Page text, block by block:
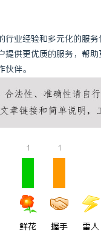
业经验和多元化的服
供更优质的服务，帮
伴。
1
鲜花
1
握手 雷人